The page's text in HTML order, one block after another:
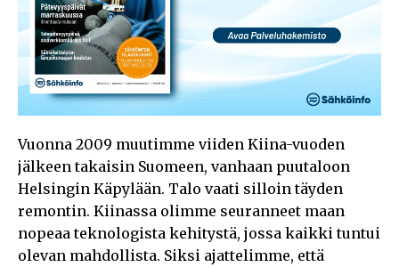
Vuonna 2009 muutimme viiden Kiina-vuoden
jälkeen takaisin Suomeen, vanhaan puutaloon
Helsingin Käpylään. Talo vaati silloin täyden
remontin. Kiinassa olimme seuranneet maan
nopeaa teknologista kehitystä, jossa kaikki tuntui
olevan mahdollista. Siksi ajattelimme, että